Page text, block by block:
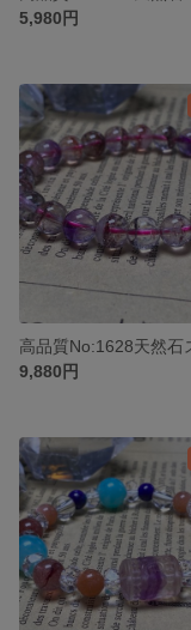
5,980円
9,880円